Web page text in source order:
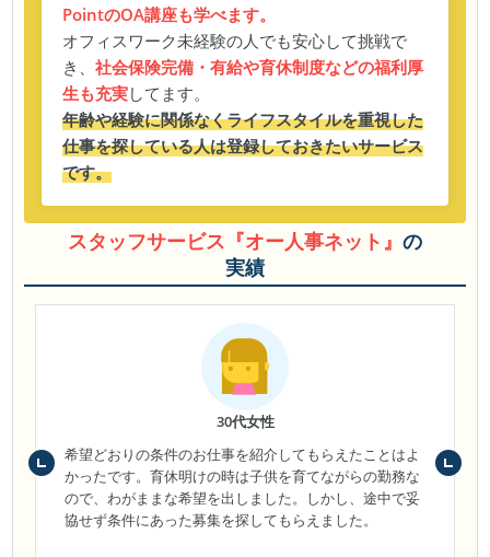
PointのOA講座も学べます。
オフィスワーク未経験の人でも安心して挑戦で
き、社会保険完備・有給や育休制度などの福利厚
生も充実してます。
年齢や経験に関係なくライフスタイルを重視した
仕事を探している人は登録しておきたいサービス
です。
スタッフサービス『オー人事ネット』 の
実績
30代女性
希望どおりの条件のお仕事を紹介してもらえたことはよ
かったです。育休明けの時は子供を育てながらの勤務な
ので、わがままな希望を出しました。しかし、途中で妥
協せず条件にあった募集を探してもらえました。